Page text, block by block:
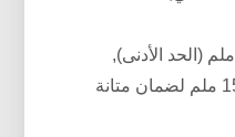
≥6 ن/15 ملم (الحد الأدنى),
الهدف النموذجي 8-12 نيوتن/15 ملم لضمان متانة